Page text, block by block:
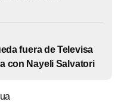
fuera de Televisa
con Nayeli Salvatori